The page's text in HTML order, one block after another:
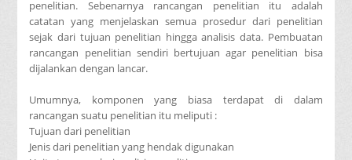
penelitian. Sebenarnya rancangan penelitian itu adalah
catatan yang menjelaskan semua prosedur dari penelitian
sejak dari tujuan penelitian hingga analisis data. Pembuatan
rancangan penelitian sendiri bertujuan agar penelitian bisa
dijalankan dengan lancar.
Umumnya, komponen yang biasa terdapat di dalam
rancangan suatu penelitian itu meliputi :
Tujuan dari penelitian
Jenis dari penelitian yang hendak digunakan